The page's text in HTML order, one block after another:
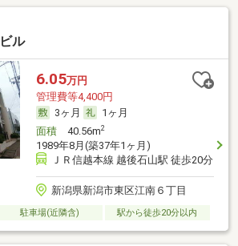
ル
6.05万円
管理費等4,400円
3ヶ月
1ヶ月
面積40.56m2
1989年8月(築37年1ヶ月)
ＪＲ信越本線 越後石山駅 徒歩20分
新潟県新潟市東区江南６丁目
駐車場(近隣含) 駅から徒歩20分以内